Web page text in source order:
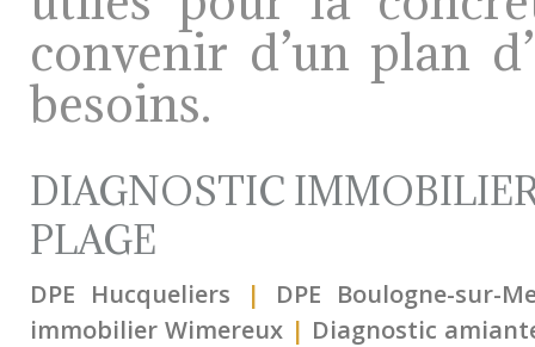
convenir d’un plan
besoins.
DIAGNOSTIC
PLAGE
DPE Hucqueliers | DPE Boulogne-sur-
immobilier Wimereux | Diagnostic